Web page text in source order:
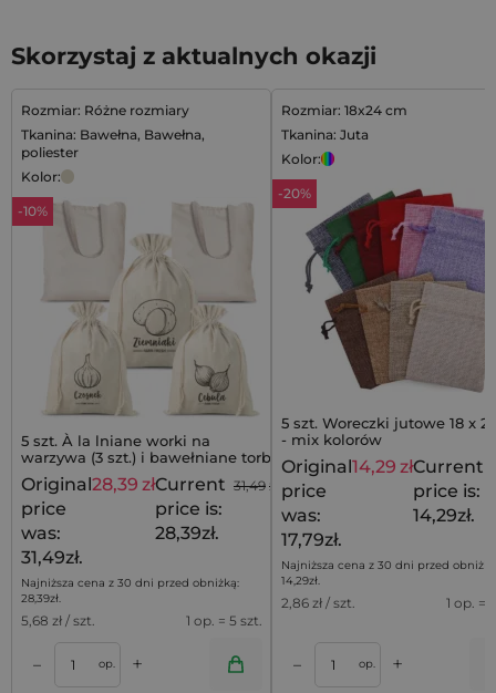
Skorzystaj z aktualnych okazji
Rozmiar: Różne rozmiary
Tkanina: Bawełna, Bawełna,
poliester
Kolor:
-10%
5 szt. À la lniane worki na
warzywa (3 szt.) i bawełniane torby
na zakupy (2 szt.)
31,49 zł
Original
price
was:
31,49zł.
28,39 złCurrent
price is:
28,39zł.
Najniższa cena z 30 dni przed obniżką:
28,39zł.
5,68 zł / szt. 1 op. = 5 szt.
– op. +
Rozmiar: 18x24 cm
Tkanina: Juta
Kolor:
-20%
5 szt. Woreczki jutowe 18 x
- mix kolorów
Original
price
was:
17,79zł.
14,29 złCurrent
price is:
14,29zł.
Najniższa cena z 30 dni przed
14,29zł.
2,86 zł / szt. 1 op. =
– op. +
Dodaj do koszyka